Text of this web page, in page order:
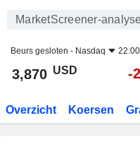
MarketScreener-
Beurs gesloten - Nasdaq
3,870 USD -
Overzicht Koersen